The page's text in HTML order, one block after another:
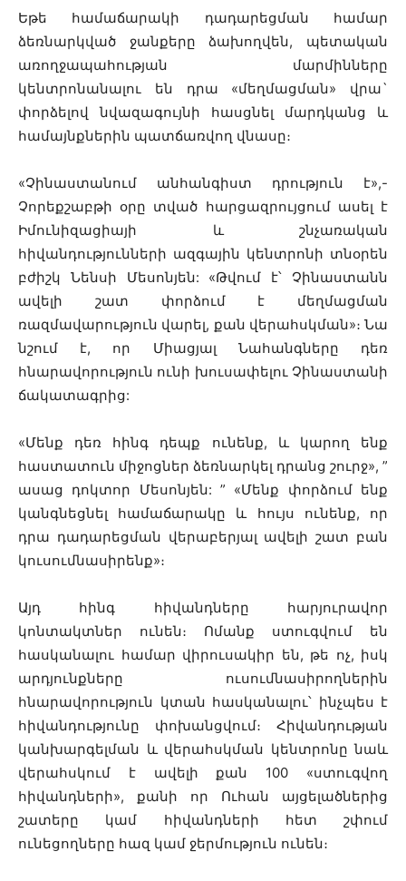
Եթե համաճարակի դադարեցման համար
ձեռնարկված ջանքերը ձախողվեն, պետական
առողջապահության մարմինները
կենտրոնանալու են դրա «մեղմացման» վրա`
փորձելով նվազագույնի հասցնել մարդկանց և
համայնքներին պատճառվող վնասը։
«Չինաստանում անհանգիստ դրություն է»,-
Չորեքշաբթի օրը տված հարցազրույցում ասել է
Իմունիզացիայի և շնչառական
հիվանդությունների ազգային կենտրոնի տնօրեն
բժիշկ Նենսի Մեսոնյեն: «Թվում է՝ Չինաստանն
ավելի շատ փորձում է մեղմացման
ռազմավարություն վարել, քան վերահսկման»։ Նա
նշում է, որ Միացյալ Նահանգները դեռ
հնարավորություն ունի խուսափելու Չինաստանի
ճակատագրից:
«Մենք դեռ հինգ դեպք ունենք, և կարող ենք
հաստատուն միջոցներ ձեռնարկել դրանց շուրջ», ”
ասաց դոկտոր Մեսոնյեն: ” «Մենք փորձում ենք
կանգնեցնել համաճարակը և հույս ունենք, որ
դրա դադարեցման վերաբերյալ ավելի շատ բան
կուսումնասիրենք»։
Այդ հինգ հիվանդները հարյուրավոր
կոնտակտներ ունեն։ Ոմանք ստուգվում են
հասկանալու համար վիրուսակիր են, թե ոչ, իսկ
արդյունքները ուսումնասիրողներին
հնարավորություն կտան հասկանալու՝ ինչպես է
հիվանդությունը փոխանցվում։ Հիվանդության
կանխարգելման և վերահսկման կենտրոնը նաև
վերահսկում է ավելի քան 100 «ստուգվող
հիվանդների», քանի որ Ուհան այցելածներից
շատերը կամ հիվանդների հետ շփում
ունեցողները հազ կամ ջերմություն ունեն։